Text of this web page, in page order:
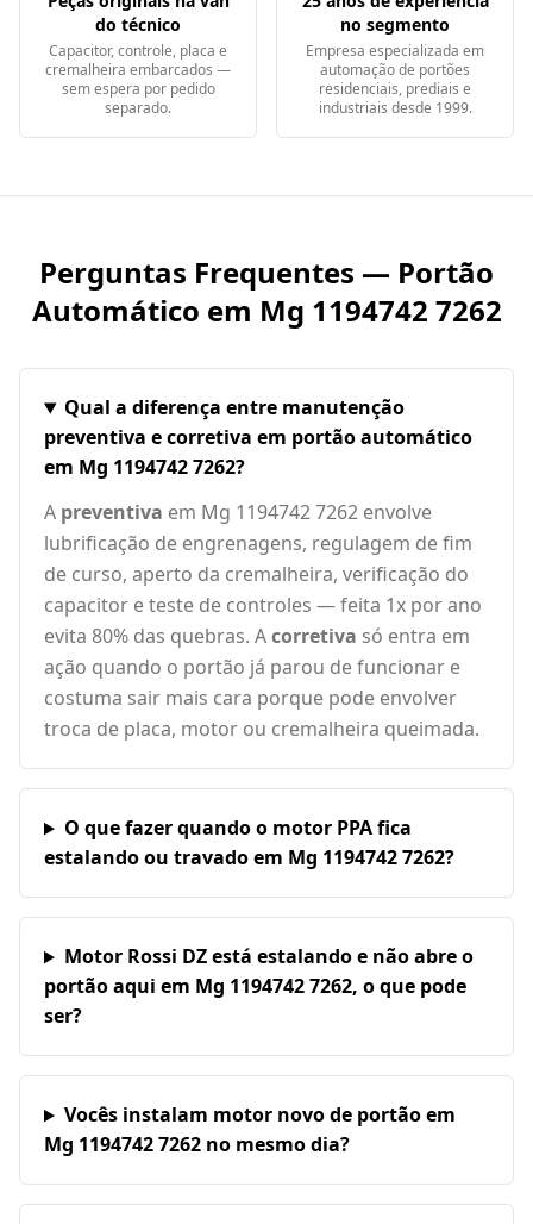
do técnico
Capacitor, controle, placa e
cremalheira embarcados —
sem espera por pedido
separado.
no segmento
Empresa especializada em
automação de portões
residenciais, prediais e
industriais desde 1999.
Perguntas Frequentes — Portão
Automático em Mg 1194742 7262
Qual a diferença entre manutenção
preventiva e corretiva em portão automático
em Mg 1194742 7262?
A preventiva em Mg 1194742 7262 envolve
lubrificação de engrenagens, regulagem de fim
de curso, aperto da cremalheira, verificação do
capacitor e teste de controles — feita 1x por ano
evita 80% das quebras. Acorretiva só entra em
ação quando o portão já parou de funcionar e
costuma sair mais cara porque pode envolver
troca de placa, motor ou cremalheira queimada.
O que fazer quando o motor PPA fica
estalando ou travado em Mg 1194742 7262?
Motor Rossi DZ está estalando e não abre o
portão aqui em Mg 1194742 7262, o que pode
ser?
Vocês instalam motor novo de portão em
Mg 1194742 7262 no mesmo dia?